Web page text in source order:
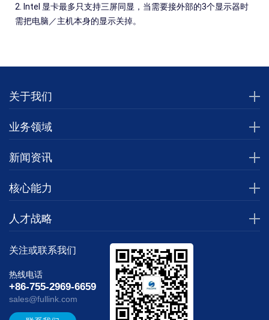
2. Intel 显卡最多只支持三屏同显，当需要接外部的3个显示器时
需把电脑／主机本身的显示关掉。
关于我们
业务领域
新闻资讯
核心能力
人才战略
关注或联系我们
热线电话
+86-755-2969-6659
sales@fullink.com